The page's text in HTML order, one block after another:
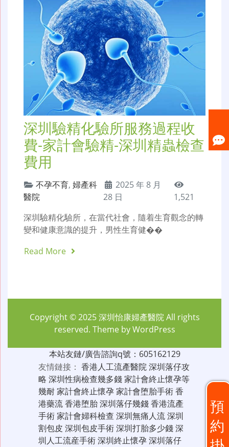
深圳驗精化驗所服務過程收
費-家計會驗精-深圳精蟲檢查
費用
不孕不育, 婦產科
醫院
2025 年 8 月
28 日
1,521
深圳驗精化驗所，在當代社會，隨着生育觀念的轉
變和健康意識的提升，男性生育健��
Read More
預
約
Copyright © 2025深圳怡康婦產醫院All rights
reserved. Theme byWordPress
本站友鏈/廣告諮詢q號：605162129
友情鏈接： 香港人工流產醫院深圳落仔攻
略 深圳性病檢查幾多錢家計會終止懷孕等
幾耐家計會終止懷孕家計會堕胎手術香
港藥流香港堕胎深圳落仔幾錢香港流產
手術家計會婦科檢查 深圳無痛人流深圳
割包皮 深圳包皮手術深圳打胎多少錢深
圳人工流産手術深圳終止懷孕深圳落仔